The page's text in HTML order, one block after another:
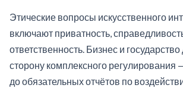
Этические вопросы искусственного
включают приватность,
ответственность. Бизнес и
сторону комплексного регулирования
до обязательных отчётов по